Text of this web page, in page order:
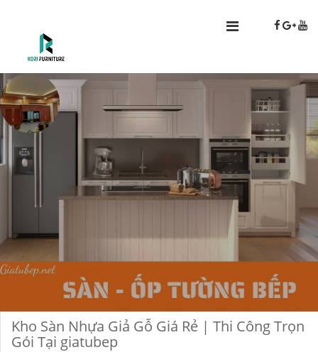
Kho Sàn Nhựa Giả Gỗ Giá Rẻ | Thi Công Trọn
Gói Tại giatubep